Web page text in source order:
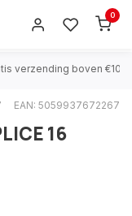
0
verzending boven €100
EAN: 5059937672267
16